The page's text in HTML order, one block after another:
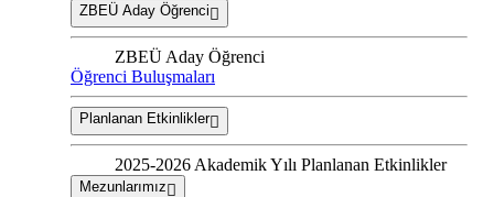
ZBEÜ Aday Öğrenci
ZBEÜ Aday Öğrenci
Öğrenci Buluşmaları
Planlanan Etkinlikler
2025-2026 Akademik Yılı Planlanan Etkinlikler
Mezunlarımız